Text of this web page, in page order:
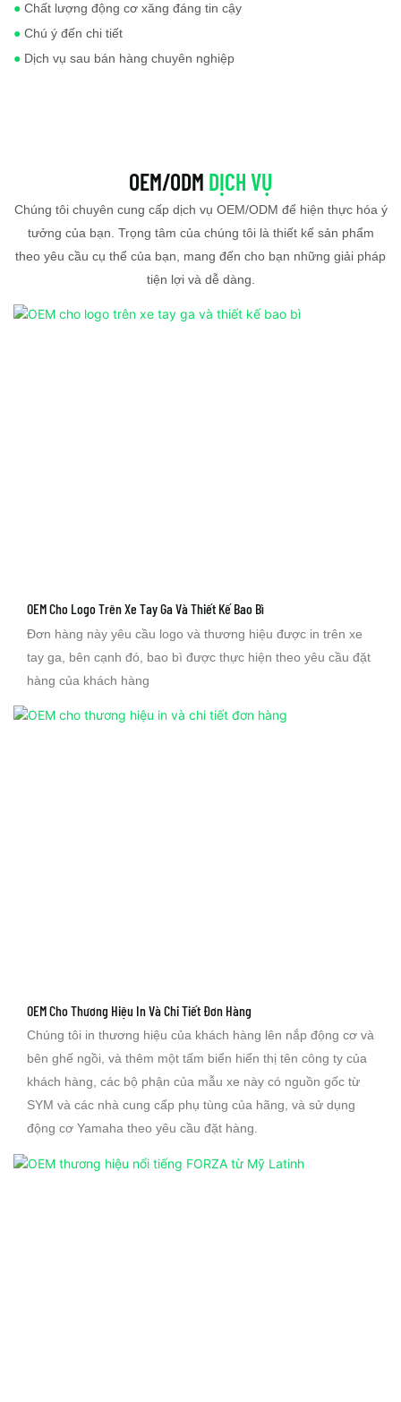
● Chất lượng động cơ xăng đáng tin cậy
● Chú ý đến chi tiết
● Dịch vụ sau bán hàng chuyên nghiệp
OEM/ODM DỊCH VỤ
Chúng tôi chuyên cung cấp dịch vụ OEM/ODM để hiện thực hóa ý
tưởng của bạn. Trọng tâm của chúng tôi là thiết kế sản phẩm
theo yêu cầu cụ thể của bạn, mang đến cho bạn những giải pháp
tiện lợi và dễ dàng.
OEM Cho Logo Trên Xe Tay Ga Và Thiết Kế Bao Bì
Đơn hàng này yêu cầu logo và thương hiệu được in trên xe
tay ga, bên cạnh đó, bao bì được thực hiện theo yêu cầu đặt
hàng của khách hàng
OEM Cho Thương Hiệu In Và Chi Tiết Đơn Hàng
Chúng tôi in thương hiệu của khách hàng lên nắp động cơ và
bên ghế ngồi, và thêm một tấm biển hiển thị tên công ty của
khách hàng, các bộ phận của mẫu xe này có nguồn gốc từ
SYM và các nhà cung cấp phụ tùng của hãng, và sử dụng
động cơ Yamaha theo yêu cầu đặt hàng.